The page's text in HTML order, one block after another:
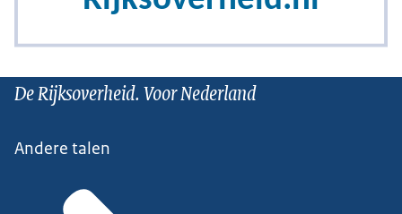
De Rijksoverheid. Voor Nederland
Andere talen